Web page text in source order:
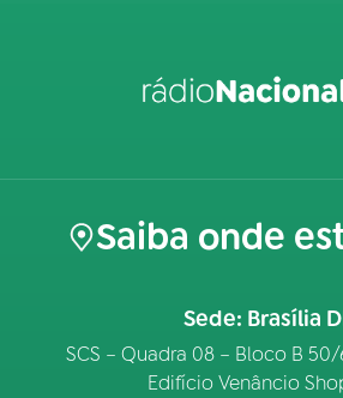
Saiba onde
Sede: Brasília
SCS – Quadra 08 – Bloco B 50/
Edifício Venâncio